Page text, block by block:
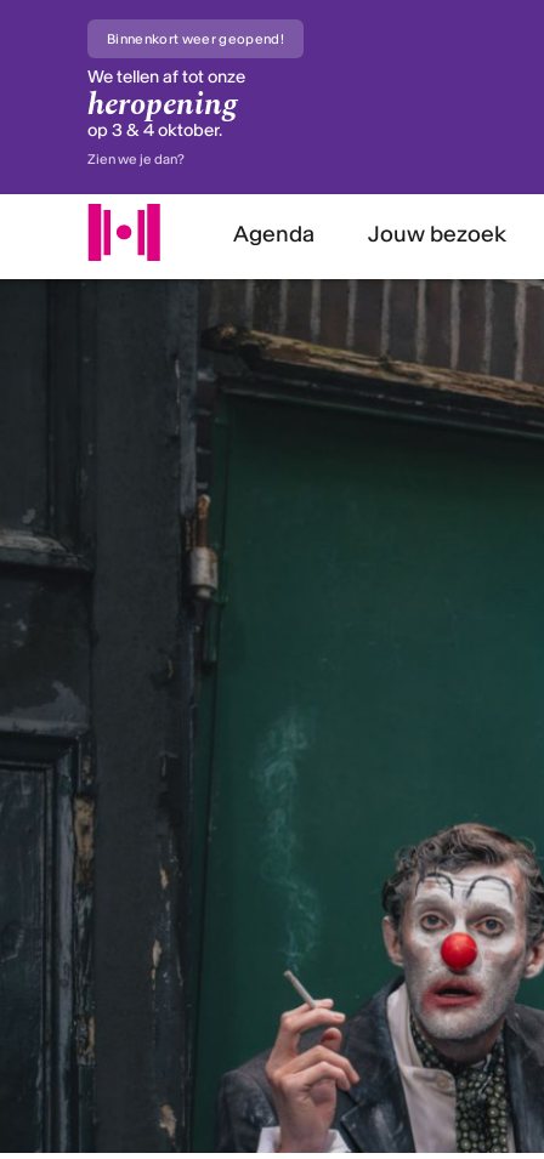
Binnenkort weer geopend!
We tellen af tot onze
heropening
op 3 & 4 oktober.
Zien we je dan?
Agenda Jouw bezoek